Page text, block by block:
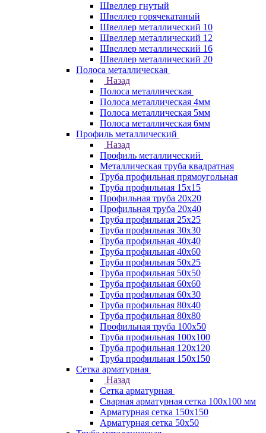
Швеллер гнутый
Швеллер горячекатаный
Швеллер металлический 10
Швеллер металлический 12
Швеллер металлический 16
Швеллер металлический 20
Полоса металлическая
Назад
Полоса металлическая
Полоса металлическая 4мм
Полоса металлическая 5мм
Полоса металлическая 6мм
Профиль металлический
Назад
Профиль металлический
Металлическая труба квадратная
Труба профильная прямоугольная
Труба профильная 15х15
Профильная труба 20х20
Профильная труба 20х40
Труба профильная 25х25
Труба профильная 30x30
Труба профильная 40х40
Труба профильная 40х60
Труба профильная 50х25
Труба профильная 50х50
Труба профильная 60x60
Труба профильная 60х30
Труба профильная 80х40
Труба профильная 80х80
Профильная труба 100х50
Труба профильная 100х100
Труба профильная 120х120
Труба профильная 150х150
Сетка арматурная
Назад
Сетка арматурная
Сварная арматурная сетка 100х100 мм
Арматурная сетка 150х150
Арматурная сетка 50х50